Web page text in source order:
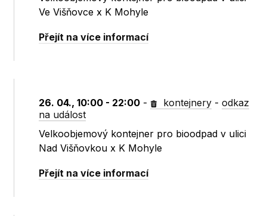
Ve Višňovce x K Mohyle
Přejít na více informací
26. 04., 10:00 - 22:00 - kontejnery -odkaz
na událost
Velkoobjemový kontejner pro bioodpad v ulici
Nad Višňovkou x K Mohyle
Přejít na více informací